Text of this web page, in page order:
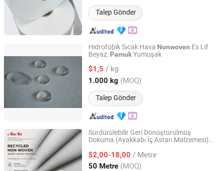
Talep Gönder
Hidrofobik Sıcak Hava Nonwoven Es Lif
Beyaz, PamukYumuşak
$1,5 / kg
1.000 kg (MOQ)
Talep Gönder
Quanzhou Newbusi Import & Export Co., Ltd.
Fujian, China Fiyat 2018
Sürdürülebilir Geri Dönüştürülmüş
Dokuma (Ayakkabı İç Astarı Malzemesi)
Sertifikalı
$2,00-18,00 / Metre
50 Metre (MOQ)
ANAN (CHINA) CO., LTD
Fujian, China Fiyat 2026